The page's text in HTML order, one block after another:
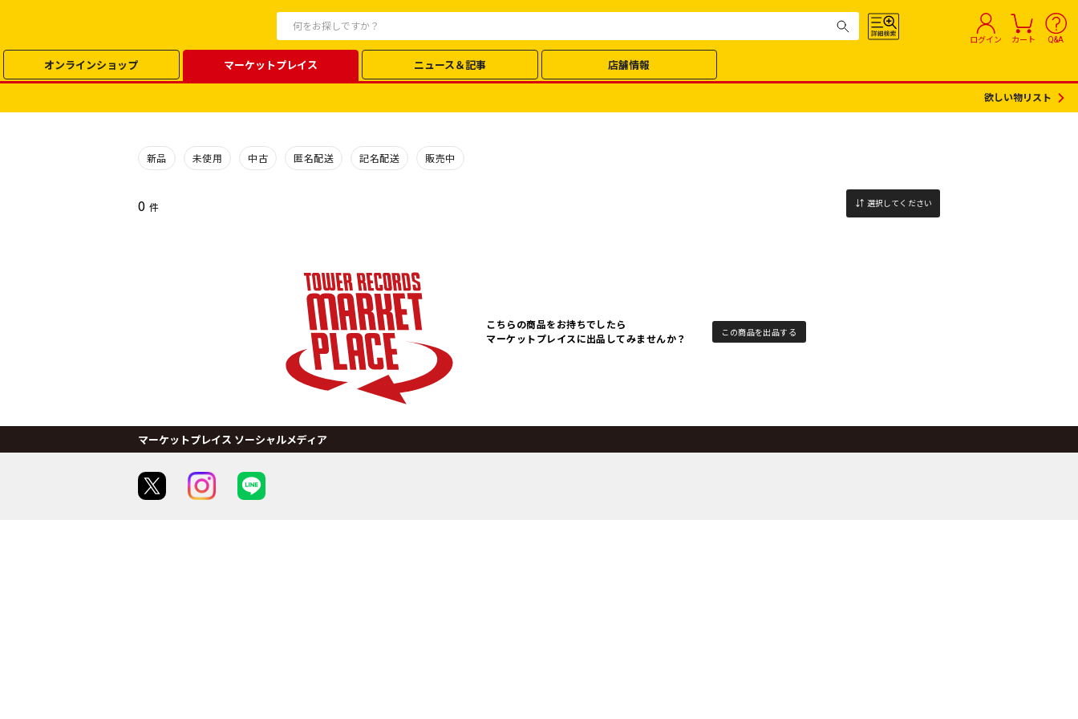
ログイン カート Q&A
オンラインショップ マーケットプレイス ニュース＆記事 店舗情報
欲しい物リスト
新品 未使用 中古 匿名配送 記名配送 販売中
0 件 選択してください
こちらの商品をお持ちでしたら
マーケットプレイスに出品してみませんか？
この商品を出品する
マーケットプレイス ソーシャルメディア